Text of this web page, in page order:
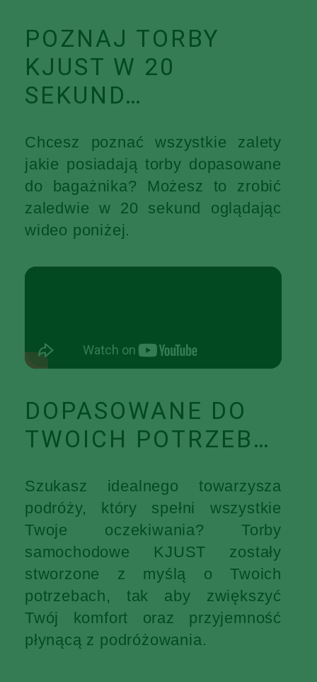
POZNAJ TORBY
KJUST W 20
SEKUND…
Chcesz poznać wszystkie zalety
jakie posiadają torby dopasowane
do bagażnika? Możesz to zrobić
zaledwie w 20 sekund oglądając
wideo poniżej.
DOPASOWANE DO
TWOICH POTRZEB…
Szukasz idealnego towarzysza
podróży, który spełni wszystkie
Twoje oczekiwania? Torby
samochodowe KJUST zostały
stworzone z myślą o Twoich
potrzebach, tak aby zwiększyć
Twój komfort oraz przyjemność
płynącą z podróżowania.